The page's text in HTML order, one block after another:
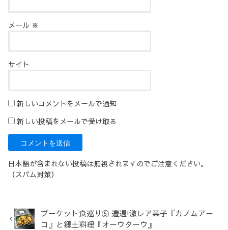
メール ※
サイト
新しいコメントをメールで通知
新しい投稿をメールで受け取る
日本語が含まれない投稿は無視されますのでご注意ください。
（スパム対策）
プーケット食巡り⑤ 遭遇!激レア菓子『カノムアー
コ』と郷土料理『オーウターウ』